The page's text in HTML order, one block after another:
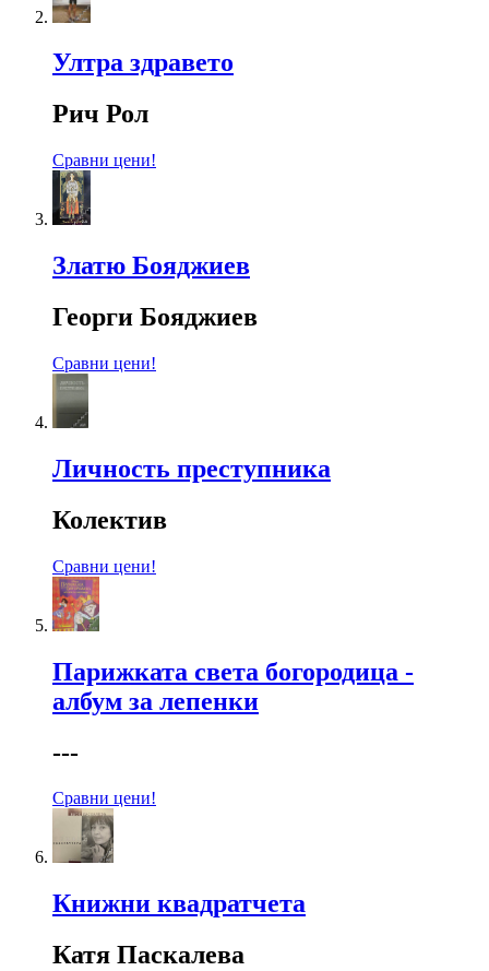
Ултра здравето
Рич Рол
Сравни цени!
Златю Бояджиев
Георги Бояджиев
Сравни цени!
Личность преступника
Колектив
Сравни цени!
Парижката света богородица -
албум за лепенки
---
Сравни цени!
Книжни квадратчета
Катя Паскалева